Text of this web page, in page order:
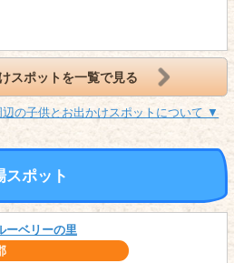
スポットを一覧で見る
の子供とお出かけスポットについて ▼
スポット
ーベリーの里